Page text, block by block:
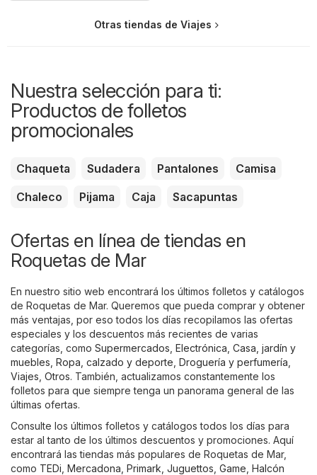
Otras tiendas de Viajes
Nuestra selección para ti:
Productos de folletos
promocionales
Chaqueta Sudadera Pantalones
Camisa
Chaleco
Pijama Caja Sacapuntas
Ofertas en línea de tiendas en
Roquetas de Mar
En nuestro sitio web encontrará los últimos folletos y catálogos
de Roquetas de Mar. Queremos que pueda comprar y obtener
más ventajas, por eso todos los días recopilamos las ofertas
especiales y los descuentos más recientes de varias
categorías, como Supermercados Electrónica Casa, jardín y
muebles Ropa, calzado y deporte Droguería y perfumería
Viajes Otros. También, actualizamos constantemente los
folletos para que siempre tenga un panorama general de las
últimas ofertas.
Consulte los últimos folletos y catálogos todos los días para
estar al tanto de los últimos descuentos y promociones. Aquí
encontrará las tiendas más populares de Roquetas de Mar,
como TEDi Mercadona Primark Juguettos Game Halcón